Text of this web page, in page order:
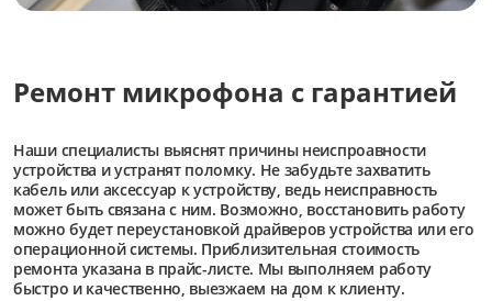
Ремонт микрофона с гарантией
Наши специалисты выяснят причины неиспроавности
устройства и устранят поломку. Не забудьте захватить
кабель или аксессуар к устройству, ведь неисправность
может быть связана с ним. Возможно, восстановить работу
можно будет переустановкой драйверов устройства или его
операционной системы. Приблизительная стоимость
ремонта указана в прайс-листе. Мы выполняем работу
быстро и качественно, выезжаем на дом к клиенту.